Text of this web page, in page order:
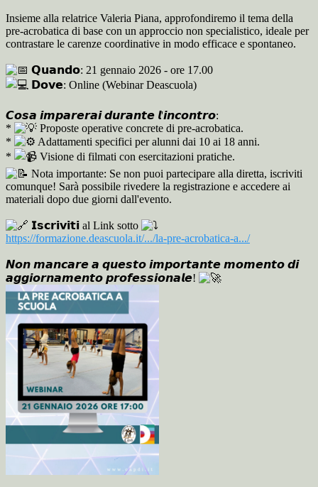
Insieme alla relatrice Valeria Piana, approfondiremo il tema della
pre-acrobatica di base con un approccio non specialistico, ideale per
contrastare le carenze coordinative in modo efficace e spontaneo.
𝗤𝘂𝗮𝗻𝗱𝗼: 21 gennaio 2026 - ore 17.00
𝗗𝗼𝘃𝗲: Online (Webinar Deascuola)
𝘾𝙤𝙨𝙖 𝙞𝙢𝙥𝙖𝙧𝙚𝙧𝙖𝙞 𝙙𝙪𝙧𝙖𝙣𝙩𝙚 𝙡'𝙞𝙣𝙘𝙤𝙣𝙩𝙧𝙤:
*
Proposte operative concrete di pre-acrobatica.
*
Adattamenti specifici per alunni dai 10 ai 18 anni.
*
Visione di filmati con esercitazioni pratiche.
Nota importante: Se non puoi partecipare alla diretta, iscriviti
comunque! Sarà possibile rivedere la registrazione e accedere ai
materiali dopo due giorni dall'evento.
𝗜𝘀𝗰𝗿𝗶𝘃𝗶𝘁𝗶 al Link sotto
https://formazione.deascuola.it/.../la-pre-acrobatica-a.../
𝙉𝙤𝙣 𝙢𝙖𝙣𝙘𝙖𝙧𝙚 𝙖 𝙦𝙪𝙚𝙨𝙩𝙤 𝙞𝙢𝙥𝙤𝙧𝙩𝙖𝙣𝙩𝙚 𝙢𝙤𝙢𝙚𝙣𝙩𝙤 𝙙𝙞
𝙖𝙜𝙜𝙞𝙤𝙧𝙣𝙖𝙢𝙚𝙣𝙩𝙤 𝙥𝙧𝙤𝙛𝙚𝙨𝙨𝙞𝙤𝙣𝙖𝙡𝙚!